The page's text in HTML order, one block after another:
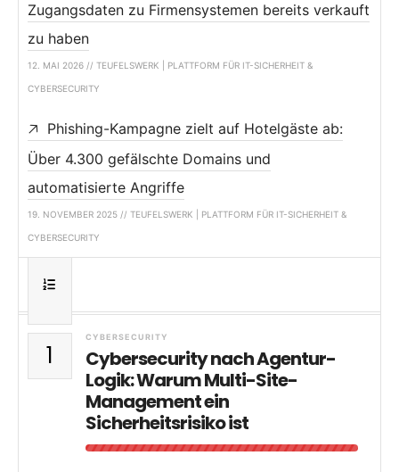
Zugangsdaten zu Firmensystemen bereits verkauft
zu haben
12. MAI 2026 // TEUFELSWERK | PLATTFORM FÜR IT-SICHERHEIT &
CYBERSECURITY
Phishing-Kampagne zielt auf Hotelgäste ab:
Über 4.300 gefälschte Domains und
automatisierte Angriffe
19. NOVEMBER 2025 // TEUFELSWERK | PLATTFORM FÜR IT-SICHERHEIT &
CYBERSECURITY
1
CYBERSECURITY
Cybersecurity nach Agentur-
Logik: Warum Multi-Site-
Management ein
Sicherheitsrisiko ist